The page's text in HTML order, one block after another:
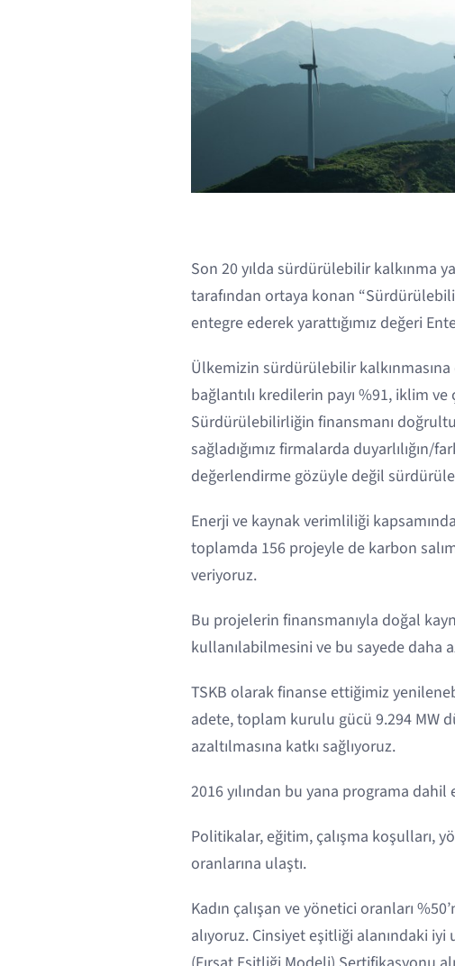
Son 20 yılda sürdürülebilir kalkınma
tarafından ortaya konan
entegre ederek yarattığımız değeri
Ülkemizin sürdürülebilir
bağlantılı kredilerin payı %91, iklim ve
Sürdürülebilirliğin finansmanı
sağladığımız firmalarda duyarlılığın/
değerlendirme gözüyle değil
Enerji ve kaynak verimliliği
toplamda 156 projeyle de karbon
veriyoruz.
Bu projelerin finansmanıyla doğal
kullanılabilmesini ve bu sayede daha
TSKB olarak finanse ettiğimiz
adete, toplam kurulu gücü 9.294 MW
azaltılmasına katkı sağlıyoruz.
2016 yılından bu yana programa
Politikalar, eğitim, çalışma koşulları,
oranlarına ulaştı.
Kadın çalışan ve yönetici oranları
alıyoruz. Cinsiyet eşitliği alanındaki iyi